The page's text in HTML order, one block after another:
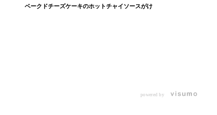
ベークドチーズケーキのホットチャイソースがけ
powered by